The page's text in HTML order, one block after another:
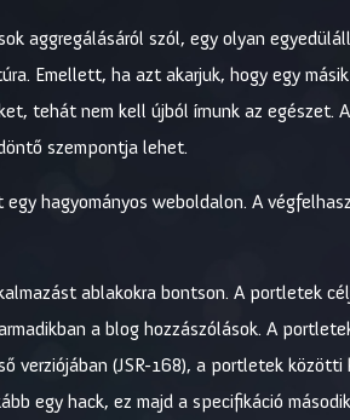
aggregálásáról szól, egy olyan
Emellett, ha azt akarjuk, hogy egy
tehát nem kell újból írnunk az egészet.
szempontja lehet.
hagyományos weboldalon. A
ablakokra bontson. A portletek
a blog hozzászólások. A
verziójában (JSR-168), a portletek
egy hack, ez majd a specifikáció